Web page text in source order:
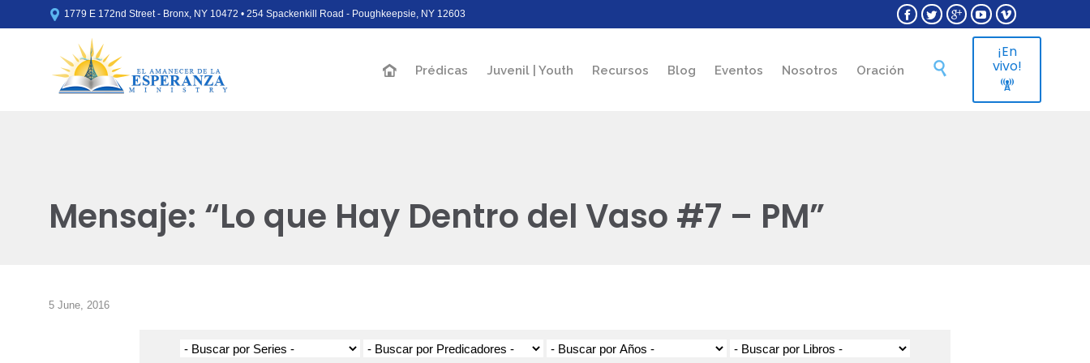
 1779 E 172nd Street - Bronx, NY 10472 • 254 Spackenkill Road - Poughkeepsie, NY 12603     
Skip
Prédicas Juvenil | Youth Recursos Blog Eventos Nosotros Oración 
¡En
vivo!

Mensaje: “Lo que Hay Dentro del Vaso #7 – PM”
5 June, 2016